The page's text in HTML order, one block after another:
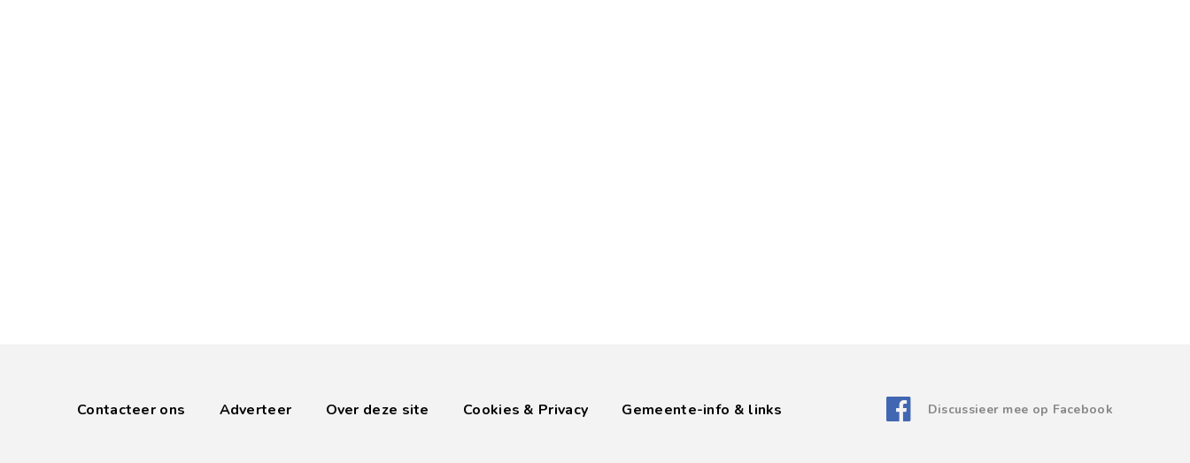
Contacteer ons Adverteer Over deze site Cookies & Privacy Gemeente-info & links Discussieer mee op Facebook